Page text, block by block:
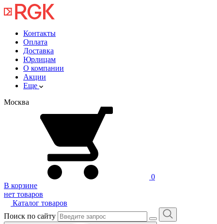
Контакты
Оплата
Доставка
Юрлицам
О компании
Акции
Еще
Москва
0
В корзине
нет товаров
Каталог товаров
Поиск по сайту